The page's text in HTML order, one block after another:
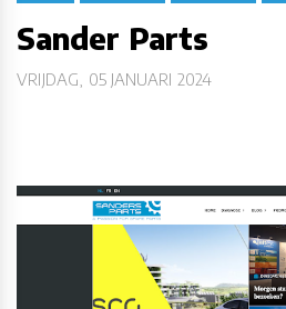
Sander Parts
VRIJDAG, 05 JANUARI 2024